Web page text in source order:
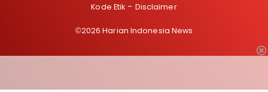
Kode Etik
Disclaimer
©2026 Harian Indonesia News